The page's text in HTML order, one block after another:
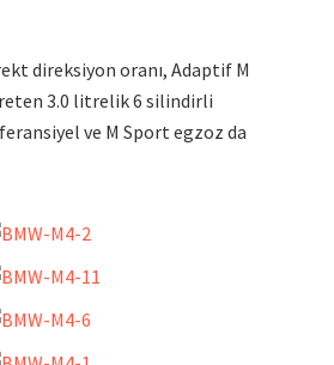
direksiyon oranı, Adaptif M
3.0 litrelik 6 silindirli
ve M Sport egzoz da